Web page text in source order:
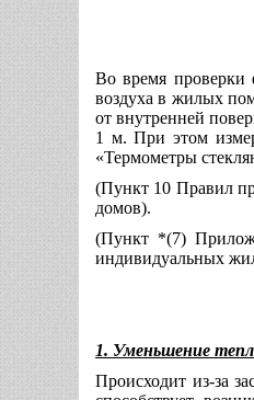
Во время проверки
воздуха в жилых
от внутренней
1 м. При этом
«Термометры
(Пункт 10 Правил
домов).
(Пункт *(7)
индивидуальных
1. Уменьшение
Происходит из-за